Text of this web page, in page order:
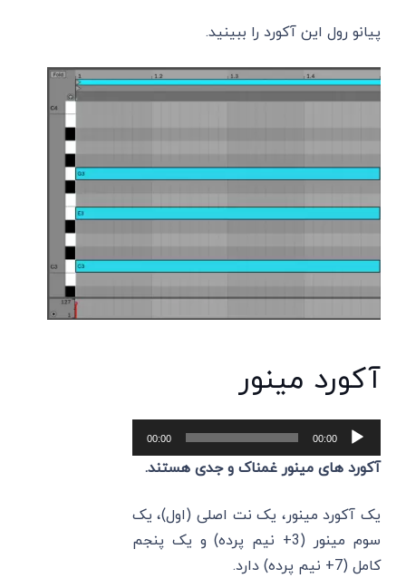
پیانو رول این آکورد را ببینید.
آکورد مینور
پخش‌کننده
صوت
00:00
00:00
آکورد های مینور غمناک و جدی هستند.
یک آکورد مینور، یک نت اصلی (اول)، یک
سوم مینور (3+ نیم پرده) و یک پنجم
کامل (7+ نیم پرده) دارد.